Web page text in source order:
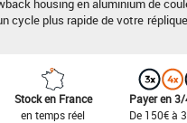
cycle plus rapide de votre
Stock en France
en temps réel
Payer en
De 150€ à